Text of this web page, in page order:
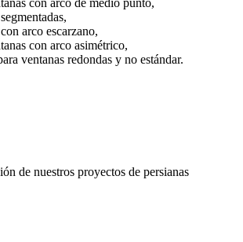
arco escarzano,
con arco asimétrico,
ventanas redondas y no estándar.
de nuestros proyectos de persianas